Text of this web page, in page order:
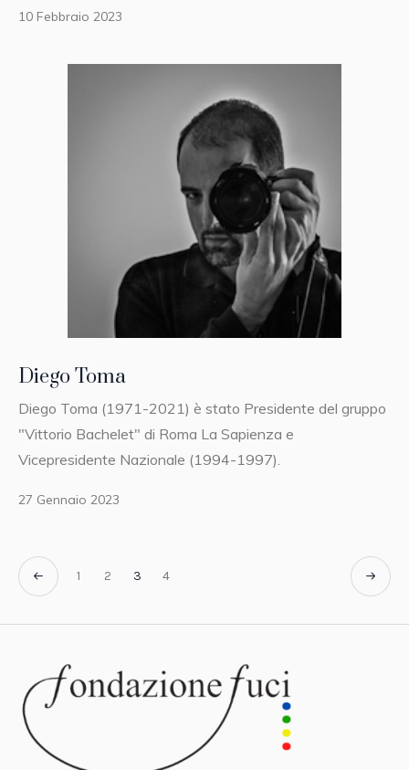
10 Febbraio 2023
Diego Toma
Diego Toma (1971-2021) è stato Presidente del gruppo
"Vittorio Bachelet" di Roma La Sapienza e
Vicepresidente Nazionale (1994-1997).
27 Gennaio 2023
1 2 3 4